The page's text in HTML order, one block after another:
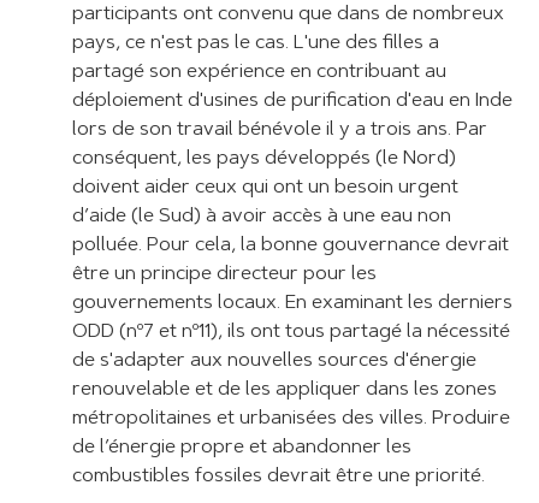
participants ont convenu que dans de nombreux
pays, ce n'est pas le cas. L'une des filles a
partagé son expérience en contribuant au
déploiement d'usines de purification d'eau en Inde
lors de son travail bénévole il y a trois ans. Par
conséquent, les pays développés (le Nord)
doivent aider ceux qui ont un besoin urgent
d’aide (le Sud) à avoir accès à une eau non
polluée. Pour cela, la bonne gouvernance devrait
être un principe directeur pour les
gouvernements locaux. En examinant les derniers
ODD (nº7 et nº11), ils ont tous partagé la nécessité
de s'adapter aux nouvelles sources d'énergie
renouvelable et de les appliquer dans les zones
métropolitaines et urbanisées des villes. Produire
de l’énergie propre et abandonner les
combustibles fossiles devrait être une priorité.